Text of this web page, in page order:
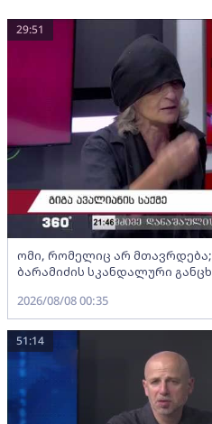
ომი, რომელიც არ მთავრდება;
ბარამიძის სკანდალური
29:51
2026/08/08 00:35
51:14